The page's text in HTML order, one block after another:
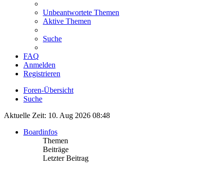
Unbeantwortete Themen
Aktive Themen
Suche
FAQ
Anmelden
Registrieren
Foren-Übersicht
Suche
Aktuelle Zeit: 10. Aug 2026 08:48
Boardinfos
Themen
Beiträge
Letzter Beitrag